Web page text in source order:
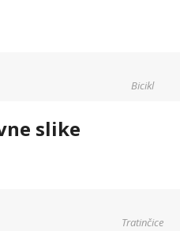
Bicikl
slike
Tratinčice